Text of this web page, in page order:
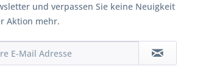
und verpassen Sie keine Neuigkeit
Aktion mehr.